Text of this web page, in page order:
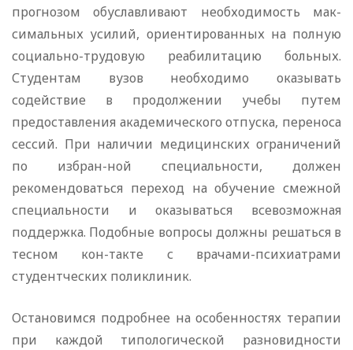
прогнозом обуславливают необходимость мак-
симальных усилий, ориентированных на полную
социально-трудовую реабилитацию больных.
Студентам вузов необходимо оказывать
содействие в продолжении учебы путем
предоставления академического отпуска, переноса
сессий. При наличии медицинских ограничений
по избран-ной специальности, должен
рекомендоваться переход на обучение смежной
специальности и оказываться всевозможная
поддержка. Подобные вопросы должны решаться в
тесном кон-такте с врачами-психиатрами
студентческих поликлиник.
Остановимся подробнее на особенностях терапии
при каждой типологической разновидности